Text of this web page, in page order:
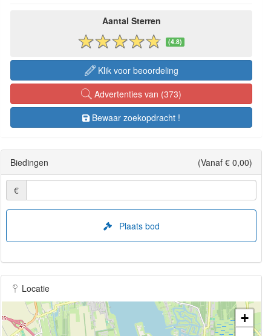
Aantal Sterren
(4.8)
Klik voor beoordeling
Advertenties van (373)
Bewaar zoekopdracht !
Biedingen (Vanaf € 0,00)
€
Plaats bod
Locatie
+